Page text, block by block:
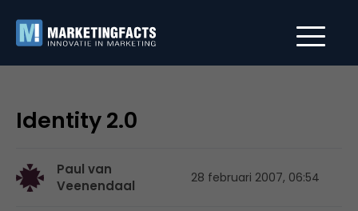
Identity 2.0
Paul van
Veenendaal
28 februari 2007, 06:54